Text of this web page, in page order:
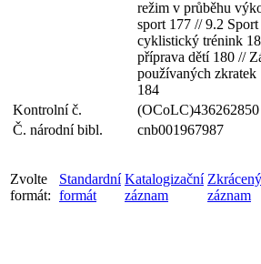
režim v průběhu
sport 177 // 9.2
cyklistický trénink
příprava dětí 180 //
používaných zkratek
184
Kontrolní č.
(OCoLC)436262850
Č. národní bibl.
cnb001967987
Zvolte
formát:
Standardní
formát
Katalogizační
záznam
Zkrácený
záznam